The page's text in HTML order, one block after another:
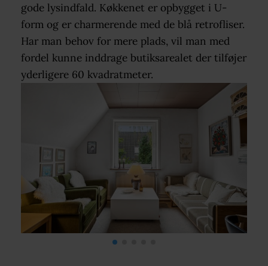
gode lysindfald. Køkkenet er opbygget i U-
form og er charmerende med de blå retrofliser.
Har man behov for mere plads, vil man med
fordel kunne inddrage butiksarealet der tilføjer
yderligere 60 kvadratmeter.